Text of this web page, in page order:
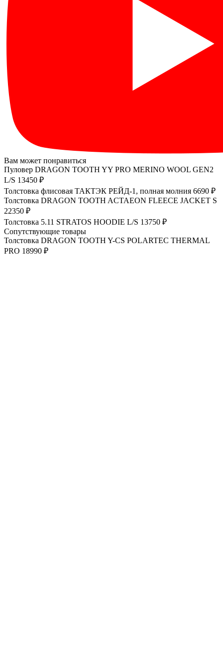
Вам может понравиться
Пуловер DRAGON TOOTH YY PRO MERINO WOOL GEN2
L/S 13450 ₽
Толстовка флисовая TAКTЭК РЕЙД-1, полная молния 6690 ₽
Толстовка DRAGON TOOTH ACTAEON FLEECE JACKET S
22350 ₽
Толстовка 5.11 STRATOS HOODIE L/S 13750 ₽
Сопутствующие товары
Толстовка DRAGON TOOTH Y-CS POLARTEC THERMAL
PRO 18990 ₽